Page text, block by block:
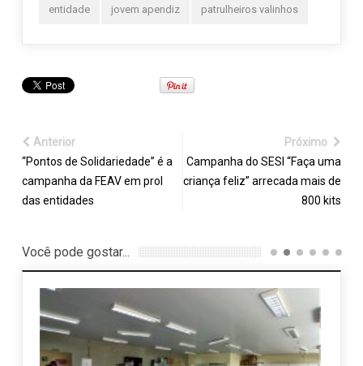
entidade jovem apendiz patrulheiros valinhos
Anterior
“Pontos de Solidariedade” é a
campanha da FEAV em prol
das entidades
Próximo
Campanha do SESI “Faça uma
criança feliz” arrecada mais de
800 kits
Você pode gostar...